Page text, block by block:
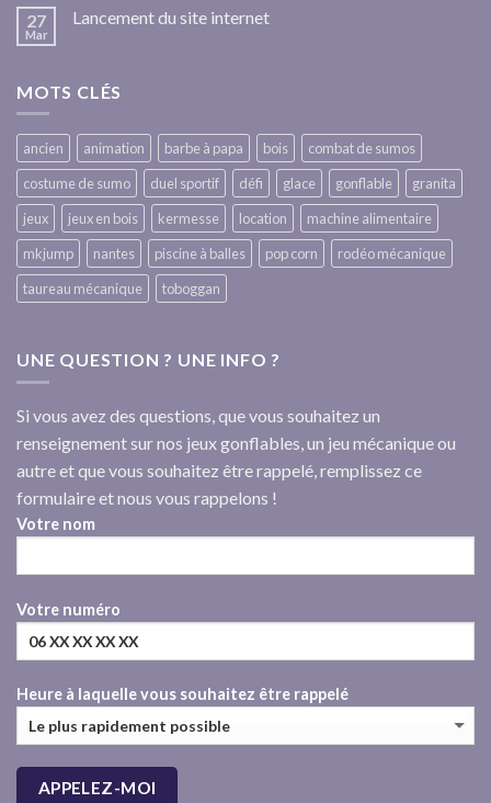
27
Mar
Lancement du site internet
MOTS CLÉS
ancien animation barbe à papa bois
combat de sumos
costume de sumo
duel sportif défi glace gonflable
granita
jeux
jeux en bois kermesse location
machine alimentaire
mkjump
nantes piscine à balles pop corn
rodéo mécanique
taureau mécanique
toboggan
UNE QUESTION ? UNE INFO ?
Si vous avez des questions, que vous souhaitez un
renseignement sur nos jeux gonflables, un jeu mécanique ou
autre et que vous souhaitez être rappelé, remplissez ce
formulaire et nous vous rappelons !
Votre nom
Votre numéro
Heure à laquelle vous souhaitez être rappelé